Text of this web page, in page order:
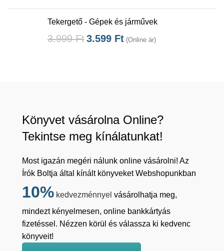
Tekergető - Gépek és járművek
3.999Ft3.599 Ft (Online ár)
Könyvet vásárolna Online?
Tekintse meg kínálatunkat!
Most igazán megéri nálunk online vásárolni! Az
Írók Boltja által kínált könyveket Webshopunkban
10% kedvezménnyel vásárolhatja meg,
mindezt kényelmesen, online bankkártyás
fizetéssel. Nézzen körül és válassza ki kedvenc
könyveit!